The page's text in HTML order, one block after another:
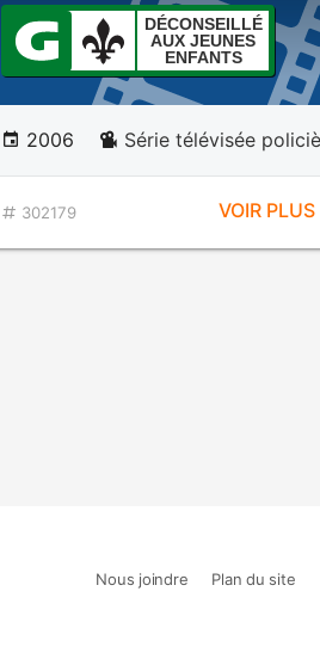
DÉCONSEILLÉ
AUX JEUNES
ENFANTS
2006 Série télévisée
302179 VOIR PLUS
Nous joindre Plan du site